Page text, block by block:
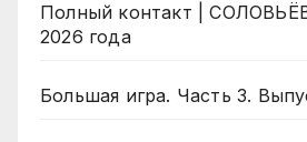
Полный контакт |
2026 года
Большая игра. Часть 3.